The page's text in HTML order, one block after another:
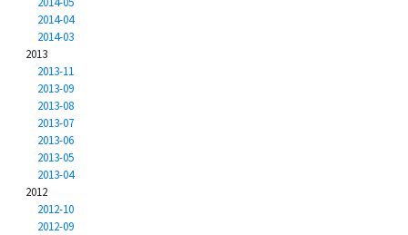
2014-04
2014-03
2013
2013-11
2013-09
2013-08
2013-07
2013-06
2013-05
2013-04
2012
2012-10
2012-09